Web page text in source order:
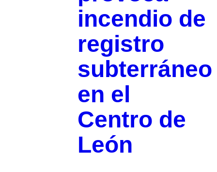
incendio de
registro
subterráneo
en el
Centro de
León